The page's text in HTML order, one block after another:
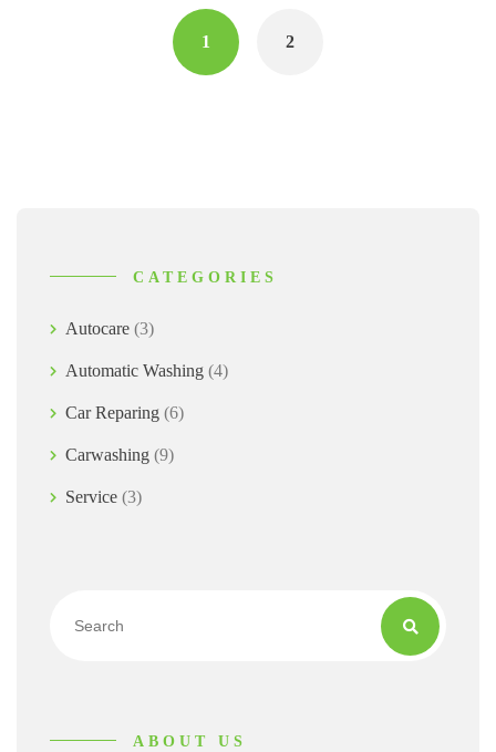
1 2
CATEGORIES
Autocare (3)
Automatic Washing (4)
Car Reparing (6)
Carwashing (9)
Service (3)
ABOUT US